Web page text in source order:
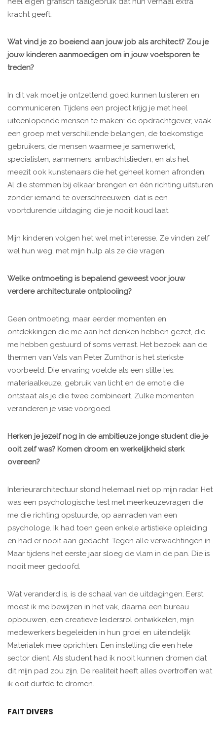
kracht geeft.
Wat vind je zo boeiend aan jouw job als architect? Zou je
jouw kinderen aanmoedigen om in jouw voetsporen te
treden?
In dit vak moet je ontzettend goed kunnen luisteren en
communiceren. Tijdens een project krijg je met heel
uiteenlopende mensen te maken: de opdrachtgever, vaak
een groep met verschillende belangen, de toekomstige
gebruikers, de mensen waarmee je samenwerkt,
specialisten, aannemers, ambachtslieden, en als het
meezit ook kunstenaars die het geheel komen afronden.
Al die stemmen bij elkaar brengen en één richting uitsturen
zonder iemand te overschreeuwen, dat is een
voortdurende uitdaging die je nooit koud laat.
Mijn kinderen volgen het wel met interesse. Ze vinden zelf
wel hun weg, met mijn hulp als ze die vragen.
Welke ontmoeting is bepalend geweest voor jouw
verdere architecturale ontplooiing?
Geen ontmoeting, maar eerder momenten en
ontdekkingen die me aan het denken hebben gezet, die
me hebben gestuurd of soms verrast. Het bezoek aan de
thermen van Vals van Peter Zumthor is het sterkste
voorbeeld. Die ervaring voelde als een stille les:
materiaalkeuze, gebruik van licht en de emotie die
ontstaat als je die twee combineert. Zulke momenten
veranderen je visie voorgoed.
Herken je jezelf nog in de ambitieuze jonge student die je
ooit zelf was? Komen droom en werkelijkheid sterk
overeen?
Interieurarchitectuur stond helemaal niet op mijn radar. Het
was een psychologische test met meerkeuzevragen die
me die richting opstuurde, op aanraden van een
psychologe. Ik had toen geen enkele artistieke opleiding
en had er nooit aan gedacht. Tegen alle verwachtingen in.
Maar tijdens het eerste jaar sloeg de vlam in de pan. Die is
nooit meer gedoofd.
Wat veranderd is, is de schaal van de uitdagingen. Eerst
moest ik me bewijzen in het vak, daarna een bureau
opbouwen, een creatieve leidersrol ontwikkelen, mijn
medewerkers begeleiden in hun groei en uiteindelijk
Materiatek mee oprichten. Een instelling die een hele
sector dient. Als student had ik nooit kunnen dromen dat
dit mijn pad zou zijn. De realiteit heeft alles overtroffen wat
ik ooit durfde te dromen.
FAIT DIVERS